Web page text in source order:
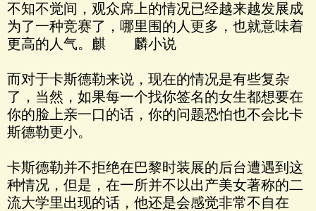
不知不觉间，观众席上的情况已经越来越发展成
为了一种竞赛了，哪里围的人更多，也就意味着
更高的人气。麒 麟小说
而对于卡斯德勒来说，现在的情况是有些复杂
了，当然，如果每一个找你签名的女生都想要在
你的脸上亲一口的话，你的问题恐怕也不会比卡
斯德勒更小。
卡斯德勒并不拒绝在巴黎时装展的后台遭遇到这
种情况，但是，在一所并不以出产美女著称的二
流大学里出现的话，他还是会感觉非常不自在